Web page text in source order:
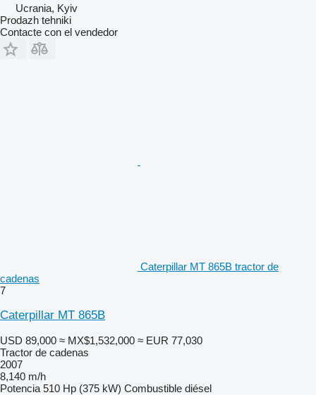
Ucrania, Kyiv
Prodazh tehniki
Contacte con el vendedor
Caterpillar MT 865B tractor de
cadenas
7
Caterpillar MT 865B
USD 89,000 ≈ MX$1,532,000 ≈ EUR 77,030
Tractor de cadenas
2007
8,140 m/h
Potencia 510 Hp (375 kW) Combustible diésel